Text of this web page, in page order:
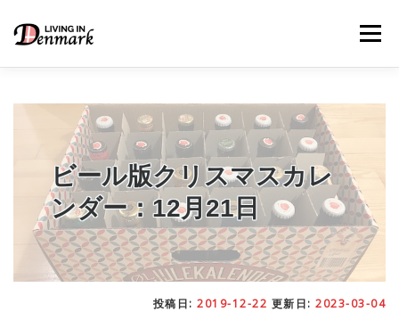
メニュー
LIFE TIPS – 生活便利帳 FOOD– ごはん事情
STUDY– 留学関連情報
WORK– デンマークの働き方
ビール版クリスマスカレ
ンダー：12月21日
投稿日: 2019-12-22 更新日: 2023-03-04